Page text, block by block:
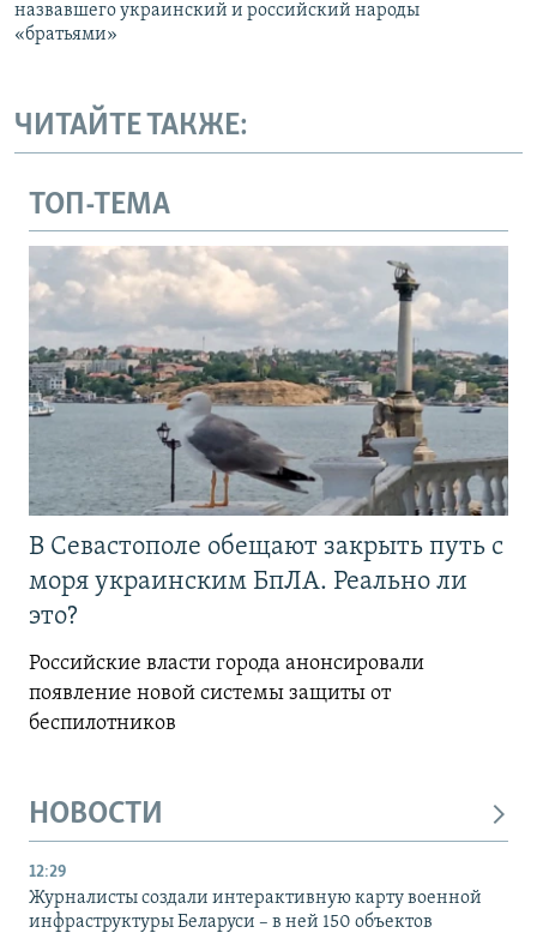
назвавшего украинский и российский народы
«братьями»
ЧИТАЙТЕ ТАКЖЕ:
ТОП-ТЕМА
В Севастополе обещают закрыть путь с
моря украинским БпЛА. Реально ли
это?
Российские власти города анонсировали
появление новой системы защиты от
беспилотников
НОВОСТИ
12:29
Журналисты создали интерактивную карту военной
инфраструктуры Беларуси – в ней 150 объектов